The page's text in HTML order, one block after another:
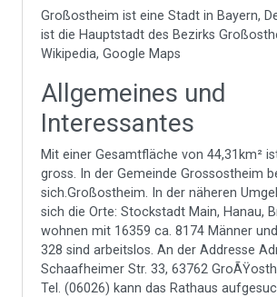
Großostheim ist eine Stadt in Bayern,
ist die Hauptstadt des Bezirks
Wikipedia, Google Maps
Allgemeines und
Interessantes
Mit einer Gesamtfläche von 44,31km²
gross. In der Gemeinde Grossostheim
sich.Großostheim. In der näheren
sich die Orte: Stockstadt Main, Hanau,
wohnen mit 16359 ca. 8174 Männer
328 sind arbeitslos. An der Addresse
Schaafheimer Str. 33, 63762
Tel. (06026) kann das Rathaus